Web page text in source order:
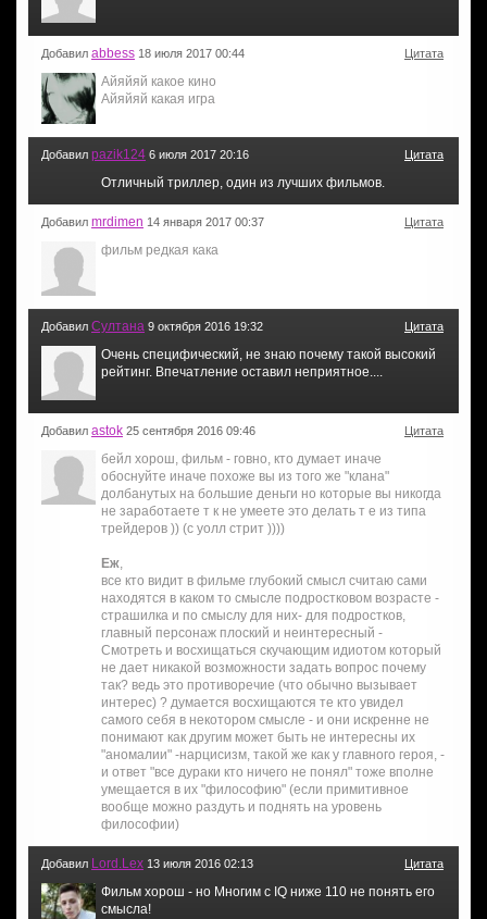
Добавил abbess 18 июля 2017 00:44 Цитата
Айяйяй какое кино
Айяйяй какая игра
Добавил pazik124 6 июля 2017 20:16 Цитата
Отличный триллер, один из лучших фильмов.
Добавил mrdimen 14 января 2017 00:37 Цитата
фильм редкая кака
Добавил Султана 9 октября 2016 19:32 Цитата
Очень специфический, не знаю почему такой высокий
рейтинг. Впечатление оставил неприятное....
Добавил astok 25 сентября 2016 09:46 Цитата
бейл хорош, фильм - говно, кто думает иначе
обоснуйте иначе похоже вы из того же "клана"
долбанутых на большие деньги но которые вы никогда
не заработаете т к не умеете это делать т е из типа
трейдеров )) (с уолл стрит ))))
Еж,
все кто видит в фильме глубокий смысл считаю сами
находятся в каком то смысле подростковом возрасте -
страшилка и по смыслу для них- для подростков,
главный персонаж плоский и неинтересный -
Смотреть и восхищаться скучающим идиотом который
не дает никакой возможности задать вопрос почему
так? ведь это противоречие (что обычно вызывает
интерес) ? думается восхищаются те кто увидел
самого себя в некотором смысле - и они искренне не
понимают как другим может быть не интересны их
"аномалии" -нарцисизм, такой же как у главного героя, -
и ответ "все дураки кто ничего не понял" тоже вполне
умещается в их "философию" (если примитивное
вообще можно раздуть и поднять на уровень
философии)
Добавил Lord.Lex 13 июля 2016 02:13 Цитата
Фильм хорош - но Многим с IQ ниже 110 не понять его
смысла!